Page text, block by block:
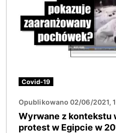
Covid-19
Opublikowano 02/06/2021,
Wyrwane z kontekstu
protest w Egipcie w